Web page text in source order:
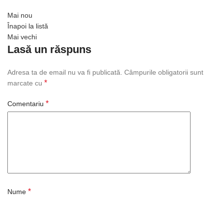
Mai nou
Înapoi la listă
Mai vechi
Lasă un răspuns
Adresa ta de email nu va fi publicată. Câmpurile obligatorii sunt
marcate cu *
Comentariu *
Nume *